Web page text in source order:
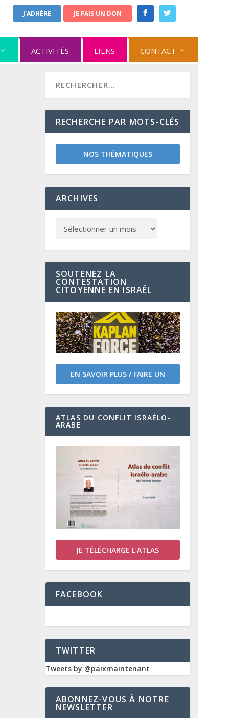
J'ADHÈRE JE FAIS UN DON
ACTIVITÉS LIENS CONTACT
RECHERCHE PAR MOTS-CLÉS
NOS THÉMATIQUES
ARCHIVES
SOUTENEZ LA
CONTESTATION
CITOYENNE EN ISRAËL
EN SAVOIR PLUS / FAIRE UN
DON
ATLAS DU CONFLIT ISRAÉLO-
ARABE
JE TÉLÉCHARGE L’ATLAS
FACEBOOK
TWITTER
Tweets by @paixmaintenant
ABONNEZ-VOUS À NOTRE
NEWSLETTER